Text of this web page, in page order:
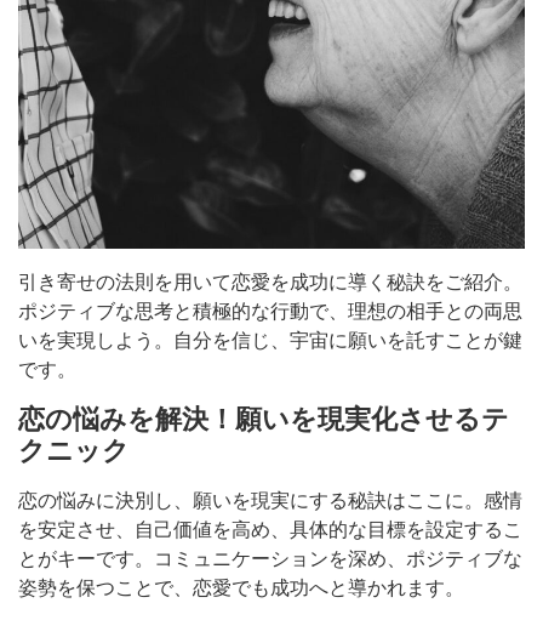
引き寄せの法則を用いて恋愛を成功に導く秘訣をご紹介。
ポジティブな思考と積極的な行動で、理想の相手との両思
いを実現しよう。自分を信じ、宇宙に願いを託すことが鍵
です。
恋の悩みを解決！願いを現実化させるテ
クニック
恋の悩みに決別し、願いを現実にする秘訣はここに。感情
を安定させ、自己価値を高め、具体的な目標を設定するこ
とがキーです。コミュニケーションを深め、ポジティブな
姿勢を保つことで、恋愛でも成功へと導かれます。